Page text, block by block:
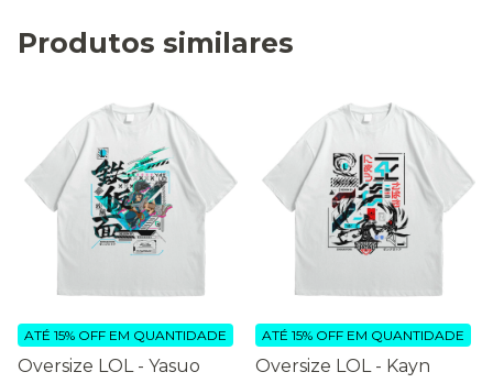
Produtos similares
Oversize LOL - Yasuo
ATÉ 15% OFF EM QUANTIDADE
Oversize LOL - Kayn
ATÉ 15% OFF EM QUANTIDADE